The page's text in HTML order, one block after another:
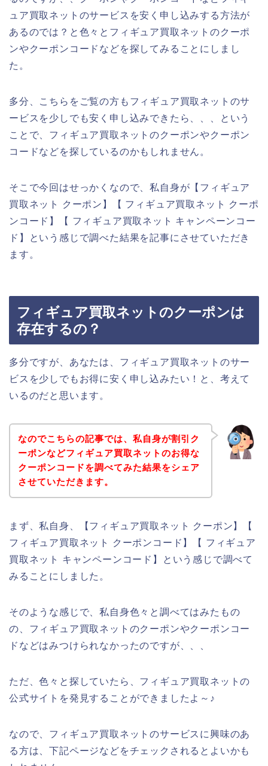
ュア買取ネットのサービスを安く申し込みする方法が
あるのでは？と色々とフィギュア買取ネットのクーポ
ンやクーポンコードなどを探してみることにしまし
た。
多分、こちらをご覧の方もフィギュア買取ネットのサ
ービスを少しでも安く申し込みできたら、、、という
ことで、フィギュア買取ネットのクーポンやクーポン
コードなどを探しているのかもしれません。
そこで今回はせっかくなので、私自身が【フィギュア
買取ネット クーポン】【 フィギュア買取ネット クーポ
ンコード】【 フィギュア買取ネット キャンペーンコー
ド】という感じで調べた結果を記事にさせていただき
ます。
フィギュア買取ネットのクーポンは
存在するの？
多分ですが、あなたは、フィギュア買取ネットのサー
ビスを少しでもお得に安く申し込みたい！と、考えて
いるのだと思います。
なのでこちらの記事では、私自身が割引ク
ーポンなどフィギュア買取ネットのお得な
クーポンコードを調べてみた結果をシェア
させていただきます。
まず、私自身、【フィギュア買取ネット クーポン】【
フィギュア買取ネット クーポンコード】【 フィギュア
買取ネット キャンペーンコード】という感じで調べて
みることにしました。
そのような感じで、私自身色々と調べてはみたもの
の、フィギュア買取ネットのクーポンやクーポンコー
ドなどはみつけられなかったのですが、、、
ただ、色々と探していたら、フィギュア買取ネットの
公式サイトを発見することができましたよ～♪
なので、フィギュア買取ネットのサービスに興味のあ
る方は、下記ページなどをチェックされるとよいかも